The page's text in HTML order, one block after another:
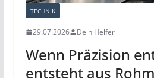
TECHNIK
29.07.2026 Dein Helfer
Wenn Präzision
entsteht aus